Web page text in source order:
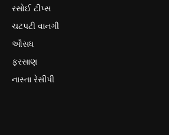
રસોઈ ટીપ્સ
ચટપટી વાનગી
ઔસધ
ફરસાણ
નાસ્તા રેસીપી